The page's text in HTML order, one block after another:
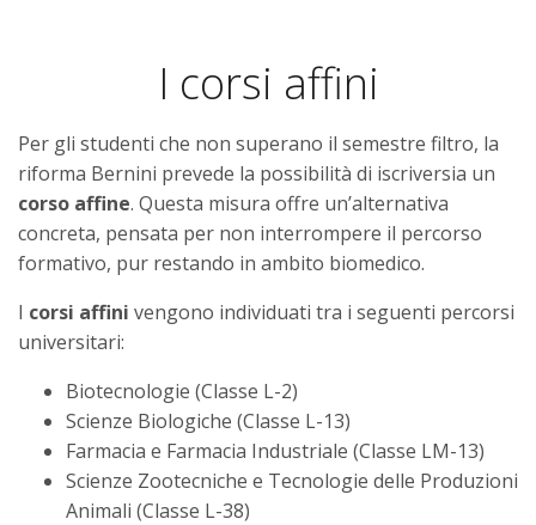
I corsi affini
Per gli studenti che non superano il semestre filtro, la
riforma Bernini prevede la possibilità di iscriversia un
corso affine. Questa misura offre un’alternativa
concreta, pensata per non interrompere il percorso
formativo, pur restando in ambito biomedico.
I corsi affini vengono individuati tra i seguenti percorsi
universitari:
Biotecnologie (Classe L-2)
Scienze Biologiche (Classe L-13)
Farmacia e Farmacia Industriale (Classe LM-13)
Scienze Zootecniche e Tecnologie delle Produzioni
Animali (Classe L-38)